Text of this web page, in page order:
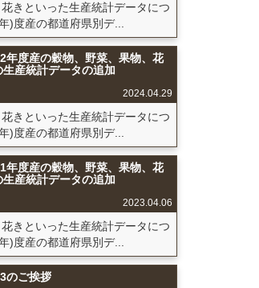
きといった生産統計データにつ
)度産の都道府県別デ...
年度産の穀物、野菜、果物、花
生産統計データの追加
2024.04.29
きといった生産統計データにつ
)度産の都道府県別デ...
年度産の穀物、野菜、果物、花
生産統計データの追加
2023.04.06
きといった生産統計データにつ
)度産の都道府県別デ...
のご挨拶